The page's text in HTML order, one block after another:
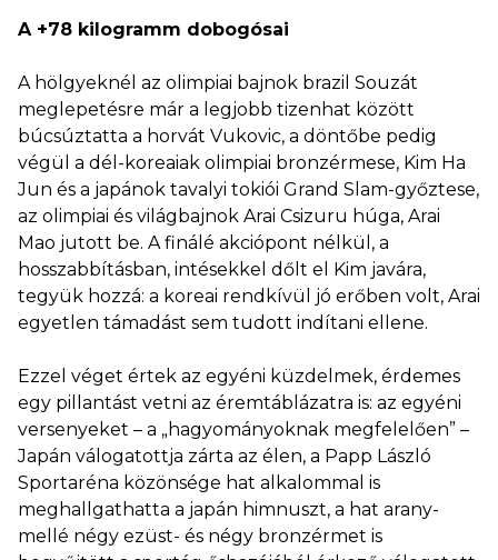
A +78 kilogramm dobogósai
A hölgyeknél az olimpiai bajnok brazil Souzát
meglepetésre már a legjobb tizenhat között
búcsúztatta a horvát Vukovic, a döntőbe pedig
végül a dél-koreaiak olimpiai bronzérmese, Kim Ha
Jun és a japánok tavalyi tokiói Grand Slam-győztese,
az olimpiai és világbajnok Arai Csizuru húga, Arai
Mao jutott be. A finálé akciópont nélkül, a
hosszabbításban, intésekkel dőlt el Kim javára,
tegyük hozzá: a koreai rendkívül jó erőben volt, Arai
egyetlen támadást sem tudott indítani ellene.
Ezzel véget értek az egyéni küzdelmek, érdemes
egy pillantást vetni az éremtáblázatra is: az egyéni
versenyeket – a „hagyományoknak megfelelően” –
Japán válogatottja zárta az élen, a Papp László
Sportaréna közönsége hat alkalommal is
meghallgathatta a japán himnuszt, a hat arany-
mellé négy ezüst- és négy bronzérmet is